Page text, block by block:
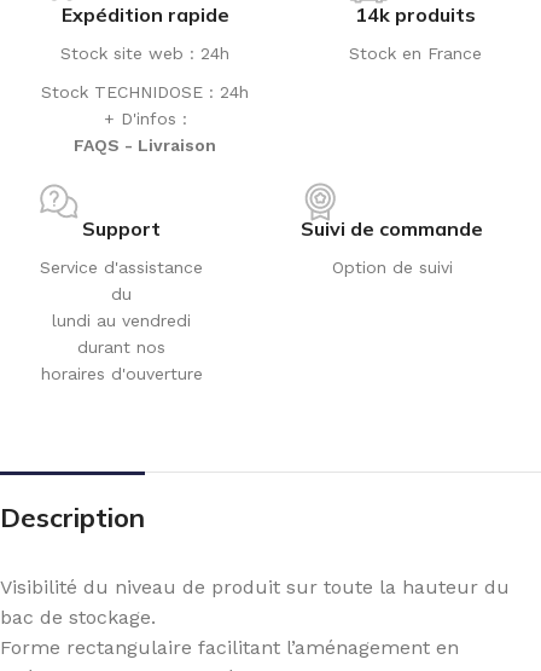
Expédition rapide
Stock site web : 24h
Stock TECHNIDOSE : 24h
+ D'infos :
FAQS - Livraison
14k produits
Stock en France
Support
Service d'assistance
du
lundi au vendredi
durant nos
horaires d'ouverture
Suivi de commande
Option de suivi
Description
Visibilité du niveau de produit sur toute la hauteur du
bac de stockage.
Forme rectangulaire facilitant l’aménagement en